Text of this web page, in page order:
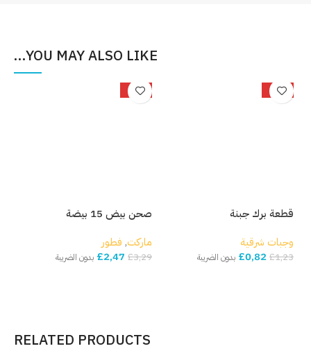
YOU MAY ALSO LIKE…
-33%
قطعة برك جبنة
وجبات شرقية
£1,23
£0,82 بدون الضريبة
-25%
صحن بيض 15 بيضة
ماركت, فطور
£3,29
£2,47 بدون الضريبة
RELATED PRODUCTS